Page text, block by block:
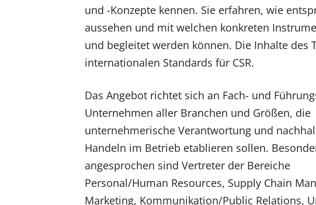
und -Konzepte kennen. Sie erfahren, wie
aussehen und mit welchen konkreten
und begleitet werden können. Die Inhalte des
internationalen Standards für CSR.
Das Angebot richtet sich an Fach- und
Unternehmen aller Branchen und Größen, die
unternehmerische Verantwortung und
Handeln im Betrieb etablieren sollen.
angesprochen sind Vertreter der Bereiche
Personal/Human Resources, Supply Chain
Marketing, Kommunikation/Public Relations,